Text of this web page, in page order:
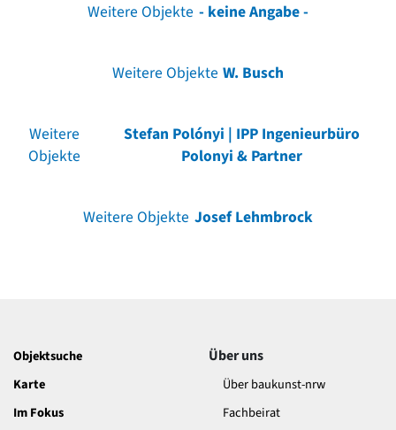
Weitere Objekte - keine Angabe -
Weitere Objekte W. Busch
Weitere
Objekte
Stefan Polónyi | IPP Ingenieurbüro
Polonyi & Partner
Weitere Objekte Josef Lehmbrock
Objektsuche
Karte
Im Fokus
Über uns
Über baukunst-nrw
Fachbeirat